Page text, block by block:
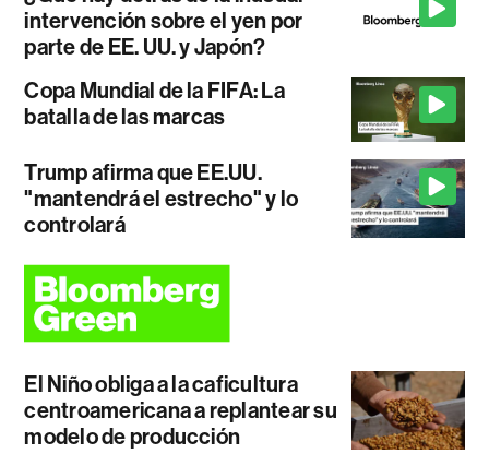
intervención sobre el yen por
parte de EE. UU. y Japón?
Copa Mundial de la FIFA: La
batalla de las marcas
Trump afirma que EE.UU.
"mantendrá el estrecho" y lo
controlará
El Niño obliga a la caficultura
centroamericana a replantear su
modelo de producción